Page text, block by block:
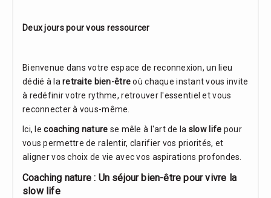
Deux jours pour vous ressourcer
Bienvenue dans votre espace de reconnexion, un lieu
dédié à laretraite bien-êtreoù chaque instant vous invite
à redéfinir votre rythme, retrouver l'essentiel et vous
reconnecter à vous-même.
Ici, lecoaching nature se mêle à l'art de la slow life pour
vous permettre de ralentir, clarifier vos priorités, et
aligner vos choix de vie avec vos aspirations profondes.
Coaching nature : Un séjour bien-être pour vivre la
slow life